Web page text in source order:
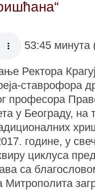
53:45
Ректора
ставрофора
професора
у Београду, на
године, у
циклуса
са
Митрополита